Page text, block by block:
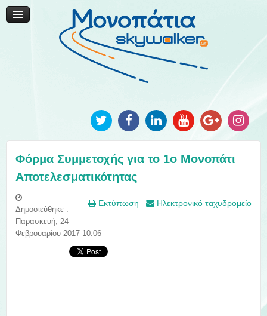
Μονοπάτια Καινοτομίας
Μονοπάτια Τοπικής Ανάπτυξης
Ανακοινώσεις
Φωτογραφίες
Φόρμα Συμμετοχής για το 1ο Μονοπάτι
Αποτελεσματικότητας
Εκτύπωση Ηλεκτρονικό ταχυδρομείο
Δημοσιεύθηκε :
Παρασκευή, 24
Φεβρουαρίου 2017 10:06